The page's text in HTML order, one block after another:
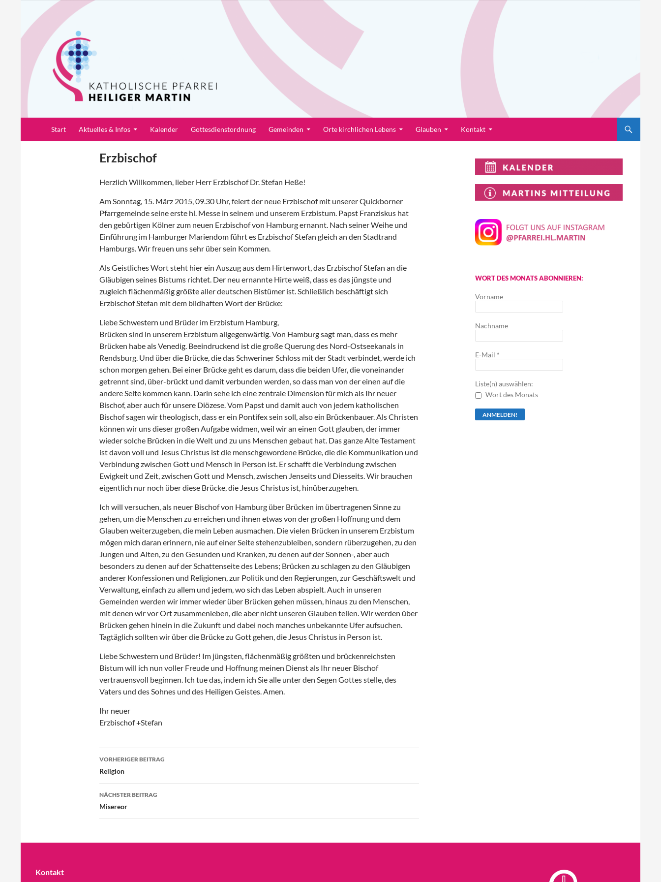
springen
Pfarrei Heiliger Martin
Start Aktuelles & Infos Kalender Gottesdienstordnung Gemeinden Orte kirchlichen Lebens Glauben Kontakt
Erzbischof
Herzlich Willkommen, lieber Herr Erzbischof Dr. Stefan Heße!
Am Sonntag, 15. März 2015, 09.30 Uhr, feiert der neue Erzbischof mit unserer Quickborner
Pfarrgemeinde seine erste hl. Messe in seinem und unserem Erzbistum. Papst Franziskus hat
den gebürtigen Kölner zum neuen Erzbischof von Hamburg ernannt. Nach seiner Weihe und
Einführung im Hamburger Mariendom führt es Erzbischof Stefan gleich an den Stadtrand
Hamburgs. Wir freuen uns sehr über sein Kommen.
Als Geistliches Wort steht hier ein Auszug aus dem Hirtenwort, das Erzbischof Stefan an die
Gläubigen seines Bistums richtet. Der neu ernannte Hirte weiß, dass es das jüngste und
zugleich flächenmäßig größte aller deutschen Bistümer ist. Schließlich beschäftigt sich
Erzbischof Stefan mit dem bildhaften Wort der Brücke:
Liebe Schwestern und Brüder im Erzbistum Hamburg,
Brücken sind in unserem Erzbistum allgegenwärtig. Von Hamburg sagt man, dass es mehr
Brücken habe als Venedig. Beeindruckend ist die große Querung des Nord-Ostseekanals in
Rendsburg. Und über die Brücke, die das Schweriner Schloss mit der Stadt verbindet, werde ich
schon morgen gehen. Bei einer Brücke geht es darum, dass die beiden Ufer, die voneinander
getrennt sind, über-brückt und damit verbunden werden, so dass man von der einen auf die
andere Seite kommen kann. Darin sehe ich eine zentrale Dimension für mich als Ihr neuer
Bischof, aber auch für unsere Diözese. Vom Papst und damit auch von jedem katholischen
Bischof sagen wir theologisch, dass er ein Pontifex sein soll, also ein Brückenbauer. Als Christen
können wir uns dieser großen Aufgabe widmen, weil wir an einen Gott glauben, der immer
wieder solche Brücken in die Welt und zu uns Menschen gebaut hat. Das ganze Alte Testament
ist davon voll und Jesus Christus ist die menschgewordene Brücke, die die Kommunikation und
Verbindung zwischen Gott und Mensch in Person ist. Er schafft die Verbindung zwischen
Ewigkeit und Zeit, zwischen Gott und Mensch, zwischen Jenseits und Diesseits. Wir brauchen
eigentlich nur noch über diese Brücke, die Jesus Christus ist, hinüberzugehen.
Ich will versuchen, als neuer Bischof von Hamburg über Brücken im übertragenen Sinne zu
gehen, um die Menschen zu erreichen und ihnen etwas von der großen Hoffnung und dem
Glauben weiterzugeben, die mein Leben ausmachen. Die vielen Brücken in unserem Erzbistum
mögen mich daran erinnern, nie auf einer Seite stehenzubleiben, sondern rüberzugehen, zu den
Jungen und Alten, zu den Gesunden und Kranken, zu denen auf der Sonnen-, aber auch
besonders zu denen auf der Schattenseite des Lebens; Brücken zu schlagen zu den Gläubigen
anderer Konfessionen und Religionen, zur Politik und den Regierungen, zur Geschäftswelt und
Verwaltung, einfach zu allem und jedem, wo sich das Leben abspielt. Auch in unseren
Gemeinden werden wir immer wieder über Brücken gehen müssen, hinaus zu den Menschen,
mit denen wir vor Ort zusammenleben, die aber nicht unseren Glauben teilen. Wir werden über
Brücken gehen hinein in die Zukunft und dabei noch manches unbekannte Ufer aufsuchen.
Tagtäglich sollten wir über die Brücke zu Gott gehen, die Jesus Christus in Person ist.
Liebe Schwestern und Brüder! Im jüngsten, flächenmäßig größten und brückenreichsten
Bistum will ich nun voller Freude und Hoffnung meinen Dienst als Ihr neuer Bischof
vertrauensvoll beginnen. Ich tue das, indem ich Sie alle unter den Segen Gottes stelle, des
Vaters und des Sohnes und des Heiligen Geistes. Amen.
Ihr neuer
Erzbischof +Stefan
Beitragsnavigation
VORHERIGER BEITRAG
Religion
NÄCHSTER BEITRAG
Misereor
WORT DES MONATS ABONNIEREN:
Vorname
Nachname
E-Mail *
Liste(n) auswählen:
Wort des Monats
Kontakt